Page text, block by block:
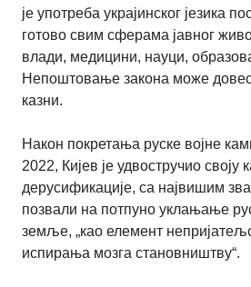
је употреба украјинског језика
готово свим сферама јавног
влади, медицини, науци,
Непоштовање закона може
казни.
Након покретања руске војне
2022, Кијев је удвостручио своју
дерусификације, са највишим
позвали на потпуно уклањање
земље, „као елемент
испирања мозга становништву“.